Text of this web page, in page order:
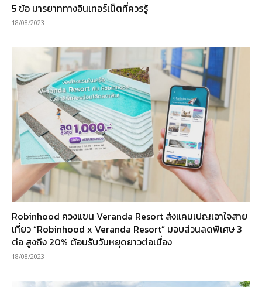
5 ข้อ มารยาททางอินเทอร์เน็ตที่ควรรู้
18/08/2023
Robinhood ควงแขน Veranda Resort ส่งแคมเปญเอาใจสาย
เที่ยว “Robinhood x Veranda Resort” มอบส่วนลดพิเศษ 3
ต่อ สูงถึง 20% ต้อนรับวันหยุดยาวต่อเนื่อง
18/08/2023